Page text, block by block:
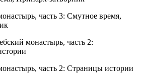
часть 3: Смутное время,
часть 2: Страницы истории